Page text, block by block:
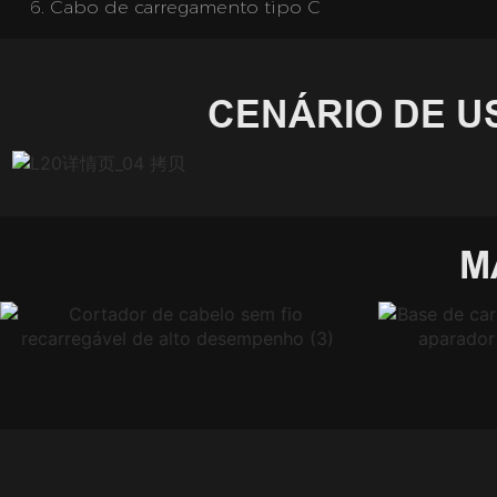
6. Cabo de carregamento tipo C
CENÁRIO DE